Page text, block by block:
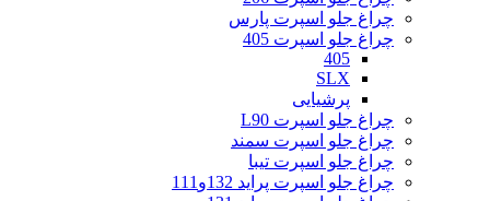
چراغ جلو اسپرت پارس
چراغ جلو اسپرت 405
405
SLX
پرشیایی
چراغ جلو اسپرت L90
چراغ جلو اسپرت سمند
چراغ جلو اسپرت تیبا
چراغ جلو اسپرت پراید 132و111